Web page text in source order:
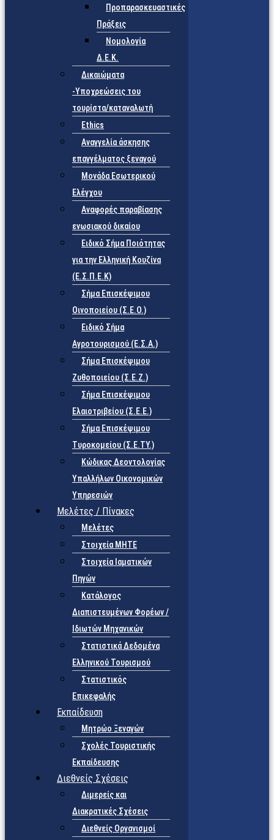
Προπαρασκευαστικές
Πράξεις
Νομολογία
Δ.Ε.Κ.
Δικαιώματα
-Υποχρεώσεις του
τουρίστα/καταναλωτή
Ethics
Αναγγελία άσκησης
επαγγέλματος ξεναγού
Μονάδα Εσωτερικού
Ελέγχου
Αναφορές παραβίασης
ενωσιακού δικαίου
Ειδικό Σήμα Ποιότητας
για την Ελληνική Κουζίνα
(Ε.Σ.Π.Ε.Κ)
Σήμα Επισκέψιμου
Οινοποιείου (Σ.Ε.Ο.)
Ειδικό Σήμα
Αγροτουρισμού (Ε.Σ.Α.)
Σήμα Επισκέψιμου
Ζυθοποιείου (Σ.Ε.Ζ.)
Σήμα Επισκέψιμου
Ελαιοτριβείου (Σ.Ε.Ε.)
Σήμα Επισκέψιμου
Τυροκομείου (Σ.Ε.TY.)
Κώδικας Δεοντολογίας
Υπαλλήλων Οικονομικών
Υπηρεσιών
Μελέτες / Πίνακες
Μελέτες
Στοιχεία ΜΗΤΕ
Στοιχεία Ιαματικών
Πηγών
Κατάλογος
Διαπιστευμένων Φορέων /
Ιδιωτών Μηχανικών
Στατιστικά Δεδομένα
Ελληνικού Τουρισμού
Στατιστικός
Επικεφαλής
Εκπαίδευση
Μητρώο Ξεναγών
Σχολές Τουριστικής
Εκπαίδευσης
Διεθνείς Σχέσεις
Διμερείς και
Διακρατικές Σχέσεις
Διεθνείς Οργανισμοί